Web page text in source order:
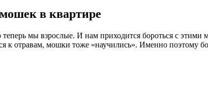
в квартире
мы взрослые. И нам приходится бороться с
к отравам, мошки тоже «научились». Именно поэтому